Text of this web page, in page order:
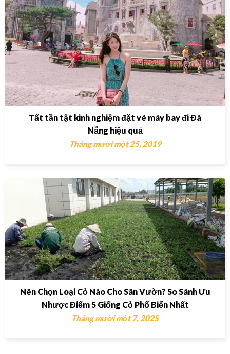
Tất tần tật kinh nghiệm đặt vé máy bay đi Đà
Nẵng hiệu quả
Tháng mười một 25, 2019
Nên Chọn Loại Cỏ Nào Cho Sân Vườn? So Sánh Ưu
Nhược Điểm 5 Giống Cỏ Phổ Biến Nhất
Tháng mười một 7, 2025